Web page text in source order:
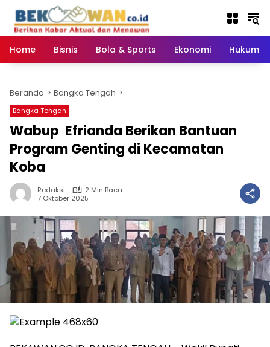
konten
Home
Bisnis Bola & Sports Ekonomi Hukum
Beranda Bangka Tengah
Bangka Tengah
‎Wabup Efrianda Berikan Bantuan
Program Genting di Kecamatan
Koba
Redaksi
2 Min Baca
7 Oktober 2025